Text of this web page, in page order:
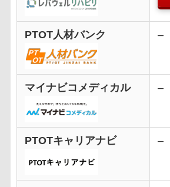
PTOT人材バンク –
マイナビコメディカル –
PTOTキャリアナビ –